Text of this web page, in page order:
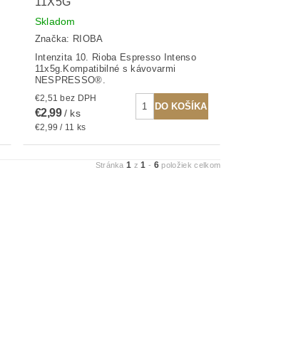
Skladom
Značka: RIOBA
Intenzita 10. Rioba Espresso Intenso
11x5g.Kompatibilné s kávovarmi
NESPRESSO®.
€2,51 bez DPH
€2,99/ ks
€2,99 / 11 ks
Stránka1 z1 - 6 položiek celkom